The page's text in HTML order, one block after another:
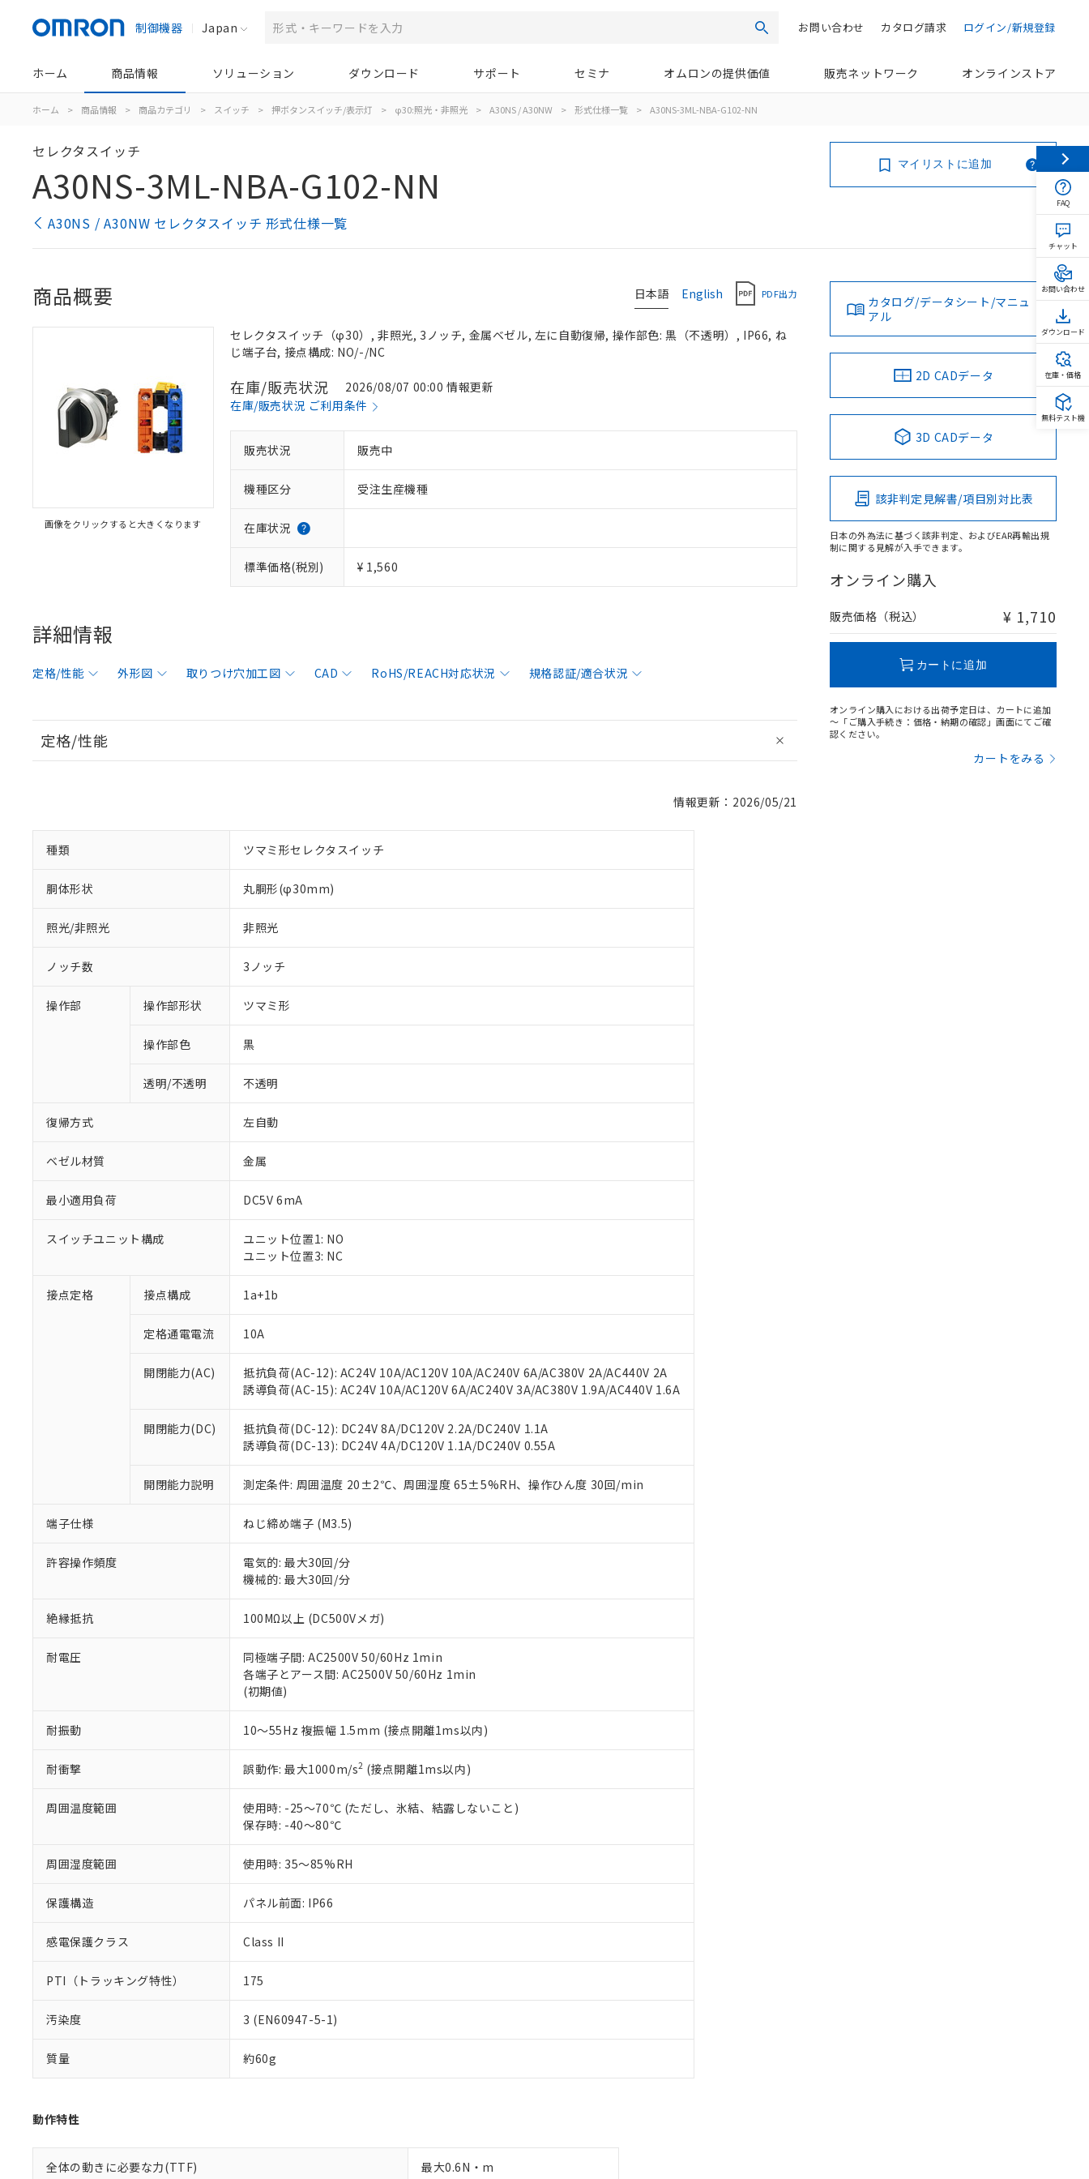
制御機器 Japan 検索 ログイン/新規登録
カタログ請求
お問い合わせ
ホーム 商品情報 ソリューション ダウンロード サポート セミナ オムロンの提供価値 販売ネットワーク オンラインストア
ホーム > 商品情報 > 商品カテゴリ > スイッチ > 押ボタンスイッチ/表示灯 > φ30:照光・非照光 > A30NS / A30NW > 形式仕様一覧 > A30NS-3ML-NBA-G102-NN
セレクタスイッチ
A30NS-3ML-NBA-G102-NN
A30NS / A30NW セレクタスイッチ 形式仕様一覧
マイリストに追加
日本語 English PDF出力
商品概要
画像をクリックすると大きくなります
セレクタスイッチ（φ30）, 非照光, 3ノッチ, 金属ベゼル, 左に自動復帰, 操作部色: 黒（不透明）, IP66, ね
じ端子台, 接点構成: NO/-/NC
在庫/販売状況
2026/08/07 00:00 情報更新
在庫/販売状況 ご利用条件
販売状況 販売中
機種区分 受注生産機種
在庫状況
標準価格(税別) ¥ 1,560
詳細情報
定格/性能 外形図 取りつけ穴加工図 CAD RoHS/REACH対応状況 規格認証/適合状況
定格/性能
情報更新：2026/05/21
種類 ツマミ形セレクタスイッチ
胴体形状 丸胴形(φ30mm)
照光/非照光 非照光
ノッチ数 3ノッチ
操作部 操作部形状 ツマミ形
操作部色 黒
透明/不透明 不透明
復帰方式 左自動
ベゼル材質 金属
最小適用負荷 DC5V 6mA
スイッチユニット構成
ユニット位置1: NO
ユニット位置3: NC
接点定格 接点構成 1a+1b
定格通電電流 10A
開閉能力(AC)
抵抗負荷(AC-12): AC24V 10A/AC120V 10A/AC240V 6A/AC380V 2A/AC440V 2A
誘導負荷(AC-15): AC24V 10A/AC120V 6A/AC240V 3A/AC380V 1.9A/AC440V 1.6A
開閉能力(DC)
抵抗負荷(DC-12): DC24V 8A/DC120V 2.2A/DC240V 1.1A
誘導負荷(DC-13): DC24V 4A/DC120V 1.1A/DC240V 0.55A
開閉能力説明 測定条件: 周囲温度 20±2℃、周囲湿度 65±5%RH、操作ひん度 30回/min
端子仕様 ねじ締め端子 (M3.5)
許容操作頻度
電気的: 最大30回/分
機械的: 最大30回/分
絶縁抵抗 100MΩ以上 (DC500Vメガ)
耐電圧
同極端子間: AC2500V 50/60Hz 1min
各端子とアース間: AC2500V 50/60Hz 1min
(初期値)
耐振動 10～55Hz 複振幅 1.5mm (接点開離1ms以内)
耐衝撃 誤動作: 最大1000m/s2 (接点開離1ms以内)
周囲温度範囲
使用時: -25～70℃ (ただし、氷結、結露しないこと)
保存時: -40～80℃
周囲湿度範囲 使用時: 35～85%RH
保護構造 パネル前面: IP66
感電保護クラス Class II
PTI（トラッキング特性） 175
汚染度 3 (EN60947-5-1)
質量 約60g
動作特性
全体の動きに必要な力(TTF) 最大0.6N・m
カタログ/データシート/マニュ
アル
2D CADデータ
3D CADデータ
該非判定見解書/項目別対比表
日本の外為法に基づく該非判定、およびEAR再輸出規
制に関する見解が入手できます。
オンライン購入
販売価格（税込） ¥ 1,710
カートに追加
オンライン購入における出荷予定日は、カートに追加
～「ご購入手続き：価格・納期の確認」画面にてご確
認ください。
カートをみる
ご利用条件
以下の条件をお読みいただき、同意のうえご利用ください。
本サービスは、当社制御機器事業取扱商品の当社在庫状況および標準価格(税抜)を提供させていただ
くものです。
当社制御機器事業取扱商品の中には、本サービスの対象外となる商品もあることをご了承ください。
在庫状況および標準価格照会結果は、記載している更新日時点での社内データに基づき作成されるも
い。
正式な納期状況および標準価格はお客様のお取引先、またはお客様担当のオムロン制御機器販売店・
当社販売員にご相談ください。
在庫状況および標準価格結果を当社の事前の承諾なく第三者に漏洩または開示しないようお願いしま
す。
マイパーツ機能（部品リスト作成サービス）をご利用いただくには、I-Webメンバーズにご登録され
ている必要があります。
が、当社の製品・サービスに関するお客様との取引・商談に必要な範囲で利用することをご了承くだ
さい。
※当社の共同利用者とは、
"個人情報の共同利用に関して"
いる法人を指します。
※1 対応状況
対応予定：EU RoHS指令（10物質）の非含有に対応した製品に切り替える予定のある商品です。
対応予定なし：EU RoHS指令（10物質）の非含有に非対応の商品で、対応品を出す予定はありません。
調査・確認中：EU RoHS指令（10物質）の非含有の対応状況を調査中または確認中の商品です。
非該当品：ライセンス料など無形物で、有害物質有無と関係のない商品です。
があります。
*EU RoHS指令（10物質）：
鉛(Pb) 1000ppm以下、 水銀(Hg) 1000ppm以下、 カドミウム(Cd) 100ppm以下、
六価クロム(Cr(Ⅵ)) 1000ppm以下、ポリ臭化ビフェニル類(PBB) 1000ppm以下、ポリ臭化ジフェニルエーテル類(PBDE) 1000ppm以下、
フタル酸ビス(2-エチルヘキシル) (DEHP)(別名：DOP) 1000ppm以下、フタル酸ブチルベンジル（BBP） 1000ppm以下、フタル酸ジブチ
ル（DBP） 1000ppm以下、フタル酸ジイソブチル (DIBP) 1000ppm以下
但し、RoHS指令で産業用監視および制御機器に対する適用除外項目は除く。
フタル酸エステル類の４物質については閾値を超える意図的な使用がないことを確認しています。
※2 対応予定月
部品在庫の切り替え状況などにより、予定月が前後することがあります。
※3 非含有証明書ダウンロード
下記の非含有証明書をダウンロードすることができます。
EU RoHS指令（10物質）の非含有証明書
51物質の非含有証明書（当社基準）
また、RoHS指令のフタル酸エステル類４物質の対応では、対応完了までの期間は出荷製品に未対応品が
混在することから備考欄に対応日を記載しておりました。
既に当社にて対応品への在庫切替を完了していることから、特段のことがない限り、2022年1月12日よ
り割愛しております。
※1 中国RoHS○×表
「○」：最大均質材料含有率が中国RoHSの基準値以下であることを示します。
「×」：最大均質材料含有率が中国RoHSの基準値を超えていることを示します。
「－」：未確認です。当社販売部門へお問い合わせください。
Pb(鉛) :1000ppm、 Hg(水銀) : 1000ppm、 Cd(カドミウム) : 100ppm、
DEHP(フタル酸ビス(2-エチルヘキシル)) : 1000ppm
※2 環境保護使用期限
「10」：通常の使用状況下において有害物質が外部に漏えいし、環境に深刻な影響を及ぼさない年数を意
味します。
「－」：未確認です。当社販売部門へお問い合わせください。
う）を輸出または国外への提供する場合は、日本国政府の輸出許可(または役務取引許可)を取得する
などの必要な手続きをとります。
当社は規制貨物を破棄する場合は、完全に破砕するなど、違法に輸出されないよう必要な手段を講じ
ます。
当社は貴社製品を、核兵器、ミサイル、化学兵器、生物兵器またはその他武器並びにこれらの製造装
置等に一切使用いたしません。
当社は、貴社製品を第三者に販売する場合は、上記1、2および3の内容を当該第三者に通知します。
たしません。
合意する キャンセル
記
説明
△ 一定数には満たないが在庫あり
－
在庫なし(最新の在庫状況については、お客様のお取引先、またはお客様担当のオムロン制御
空
白
受注生産機種、また在庫状況の情報を公開していない機種
FAQ
チャット
お問い合わせ
ダウンロード
在庫・価格
無料テスト機